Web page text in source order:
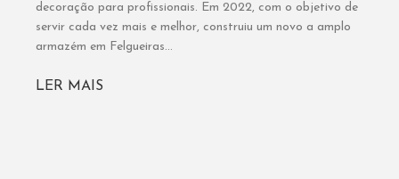
decoração para profissionais. Em 2022, com o objetivo de
servir cada vez mais e melhor, construiu um novo a amplo
armazém em Felgueiras...
LER MAIS